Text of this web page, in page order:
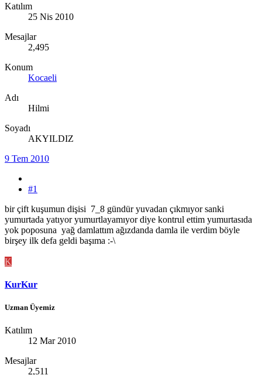
Katılım
25 Nis 2010
Mesajlar
2,495
Konum
Kocaeli
Adı
Hilmi
Soyadı
AKYILDIZ
9 Tem 2010
#1
bir çift kuşumun dişisi 7_8 gündür yuvadan çıkmıyor sanki
yumurtada yatıyor yumurtlayamıyor diye kontrul ettim yumurtasıda
yok poposuna yağ damlattım ağızdanda damla ile verdim böyle
birşey ilk defa geldi başıma :-\
K
KurKur
Uzman Üyemiz
Katılım
12 Mar 2010
Mesajlar
2,511